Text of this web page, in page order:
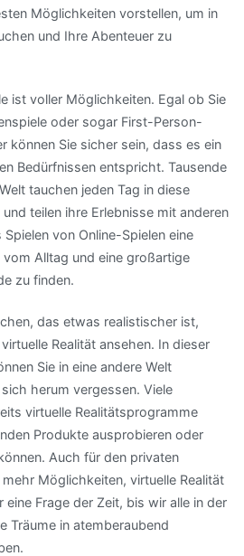
Möglichkeiten vorstellen, um in
und Ihre Abenteuer zu
ist voller Möglichkeiten. Egal ob Sie
oder sogar First-Person-
können Sie sicher sein, dass es ein
Bedürfnissen entspricht. Tausende
tauchen jeden Tag in diese
teilen ihre Erlebnisse mit anderen
von Online-Spielen eine
Alltag und eine großartige
zu finden.
das etwas realistischer ist,
Realität ansehen. In dieser
Sie in eine andere Welt
herum vergessen. Viele
virtuelle Realitätsprogramme
Produkte ausprobieren oder
Auch für den privaten
Möglichkeiten, virtuelle Realität
eine Frage der Zeit, bis wir alle in der
Träume in atemberaubend